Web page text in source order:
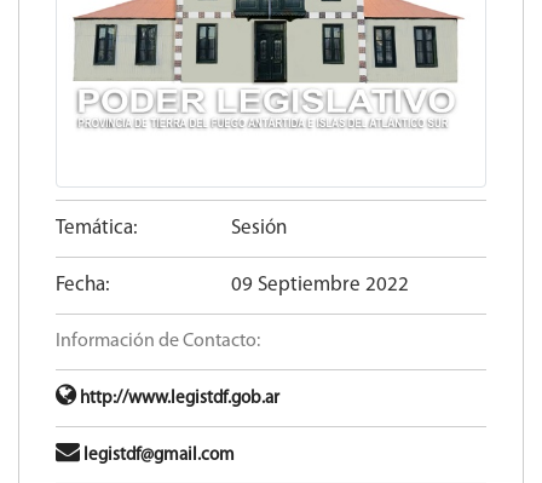
Temática: Sesión
Fecha: 09 Septiembre 2022
Información de Contacto:
http://www.legistdf.gob.ar
legistdf@gmail.com